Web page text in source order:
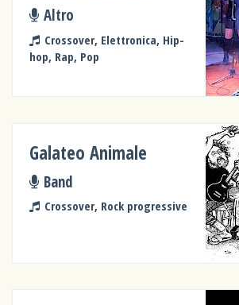
Altro
Crossover, Elettronica, Hip-
hop, Rap, Pop
Galateo Animale
Band
Crossover, Rock progressive